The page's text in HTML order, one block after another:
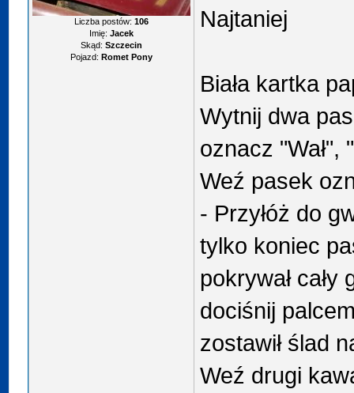
Liczba postów:106
Imię: Jacek
Skąd: Szczecin
Pojazd: Romet Pony
Najtaniej
Biała kartka
Wytnij dwa
oznacz "Wał",
Weź pasek
- Przyłóż do
tylko koniec
pokrywał
dociśnij
zostawił ślad
Weź drugi